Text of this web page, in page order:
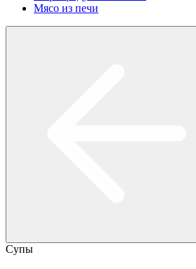
Мясо из печи
Супы